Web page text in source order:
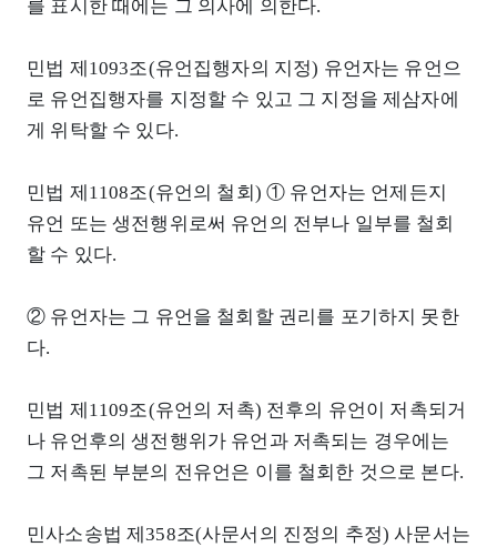
를 표시한 때에는 그 의사에 의한다.
민법 제1093조(유언집행자의 지정) 유언자는 유언으
로 유언집행자를 지정할 수 있고 그 지정을 제삼자에
게 위탁할 수 있다.
민법 제1108조(유언의 철회) ① 유언자는 언제든지
유언 또는 생전행위로써 유언의 전부나 일부를 철회
할 수 있다.
② 유언자는 그 유언을 철회할 권리를 포기하지 못한
다.
민법 제1109조(유언의 저촉) 전후의 유언이 저촉되거
나 유언후의 생전행위가 유언과 저촉되는 경우에는
그 저촉된 부분의 전유언은 이를 철회한 것으로 본다.
민사소송법 제358조(사문서의 진정의 추정) 사문서는